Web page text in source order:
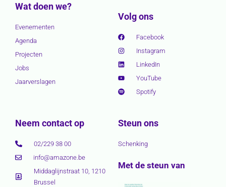
Wat doen we?
Evenementen
Agenda
Projecten
Jobs
Jaarverslagen
Volg ons
Facebook
Instagram
LinkedIn
YouTube
Spotify
Neem contact op
02/229 38 00
info@amazone.be
Middaglijnstraat 10, 1210
Brussel
Steun ons
Schenking
Met de steun van